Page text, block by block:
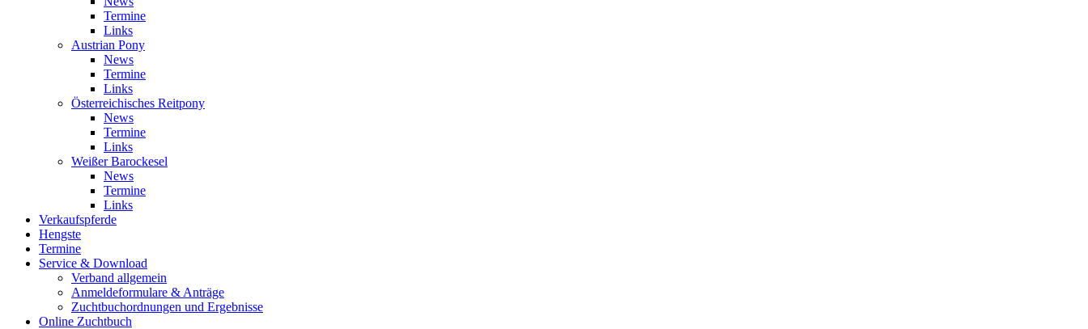
Termine
Links
Austrian Pony
News
Termine
Links
Österreichisches Reitpony
News
Termine
Links
Weißer Barockesel
News
Termine
Links
Verkaufspferde
Hengste
Termine
Service & Download
Verband allgemein
Anmeldeformulare & Anträge
Zuchtbuchordnungen und Ergebnisse
Online Zuchtbuch